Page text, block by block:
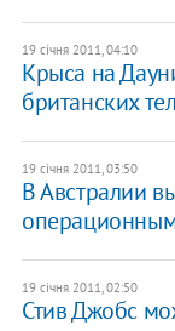
19 січня 2011, 04:10
Крыса на
британских
19 січня 2011, 03:50
В Австралии
19 січня 2011, 02:50
Стив Джобс